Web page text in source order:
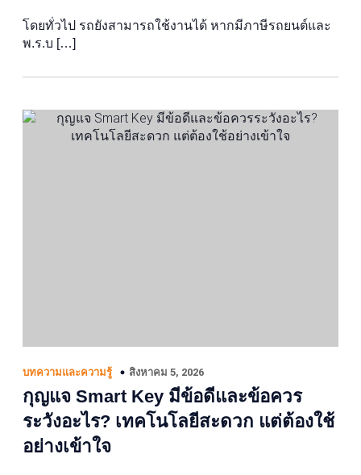
โดยทั่วไป รถยังสามารถใช้งานได้ หากมีภาษีรถยนต์และ
พ.ร.บ […]
บทความและความรู้ สิงหาคม 5, 2026
กุญแจ Smart Key มีข้อดีและข้อควร
ระวังอะไร? เทคโนโลยีสะดวก แต่ต้องใช้
อย่างเข้าใจ